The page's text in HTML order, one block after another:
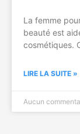
La femme
beauté est
cosmétiques.
LIRE LA SUITE »
Aucun